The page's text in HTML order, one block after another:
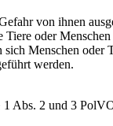
von ihnen
oder
Menschen oder
werden.
2 und 3